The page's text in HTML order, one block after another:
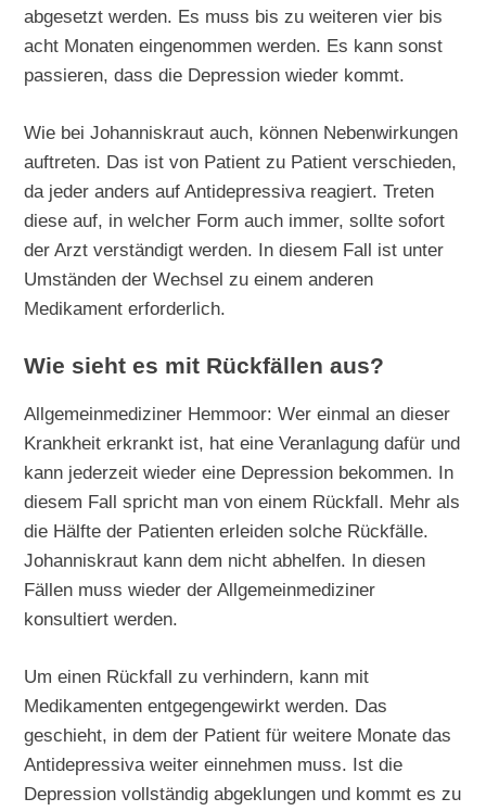
abgesetzt werden. Es muss bis zu weiteren vier bis
acht Monaten eingenommen werden. Es kann sonst
passieren, dass die Depression wieder kommt.
Wie bei Johanniskraut auch, können Nebenwirkungen
auftreten. Das ist von Patient zu Patient verschieden,
da jeder anders auf Antidepressiva reagiert. Treten
diese auf, in welcher Form auch immer, sollte sofort
der Arzt verständigt werden. In diesem Fall ist unter
Umständen der Wechsel zu einem anderen
Medikament erforderlich.
Wie sieht es mit Rückfällen aus?
Allgemeinmediziner Hemmoor: Wer einmal an dieser
Krankheit erkrankt ist, hat eine Veranlagung dafür und
kann jederzeit wieder eine Depression bekommen. In
diesem Fall spricht man von einem Rückfall. Mehr als
die Hälfte der Patienten erleiden solche Rückfälle.
Johanniskraut kann dem nicht abhelfen. In diesen
Fällen muss wieder der Allgemeinmediziner
konsultiert werden.
Um einen Rückfall zu verhindern, kann mit
Medikamenten entgegengewirkt werden. Das
geschieht, in dem der Patient für weitere Monate das
Antidepressiva weiter einnehmen muss. Ist die
Depression vollständig abgeklungen und kommt es zu